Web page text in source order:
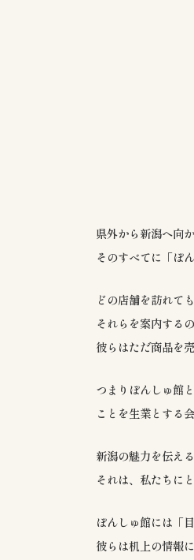
県外から新潟へ向
そのすべてに「ぽ
どの店舗を訪れて
それらを案内する
彼らはただ商品を
つまりぽんしゅ館
ことを生業とする
新潟の魅力を伝え
それは、私たちに
ぽんしゅ館には「
彼らは机上の情報